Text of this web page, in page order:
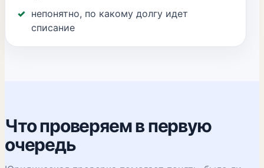
непонятно, по какому долгу идет
списание
Что проверяем в первую
очередь